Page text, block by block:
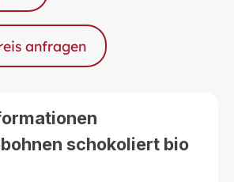
anfragen
schokoliert bio